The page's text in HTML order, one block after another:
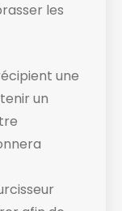
les
une
un